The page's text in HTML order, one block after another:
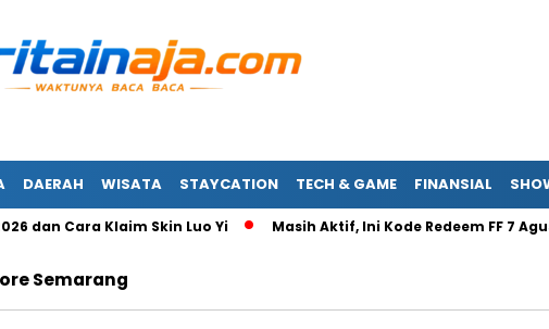
DAERAH WISATA STAYCATION TECH & GAME FINANSIAL
dan Cara Klaim Skin Luo Yi Masih Aktif, Ini Kode Redeem FF 7
Semarang